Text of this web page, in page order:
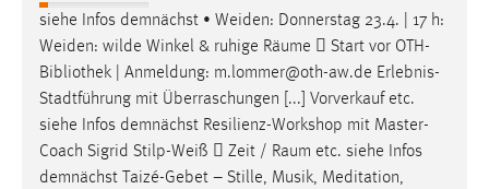
siehe Infos demnächst • Weiden: Donnerstag 23.4. | 17 h:
Weiden: wilde Winkel & ruhige Räume  Start vor OTH-
Bibliothek | Anmeldung: m.lommer@oth-aw.de Erlebnis-
Stadtführung mit Überraschungen [...] Vorverkauf etc.
siehe Infos demnächst Resilienz-Workshop mit Master-
Coach Sigrid Stilp-Weiß  Zeit / Raum etc. siehe Infos
demnächst Taizé-Gebet – Stille, Musik, Meditation,